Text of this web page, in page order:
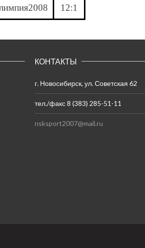
12:1
КОНТАКТЫ
г. Новосибирск, ул. Советская 62
тел./факс 8 (383) 285-51-11
nsksport2007@mail.ru